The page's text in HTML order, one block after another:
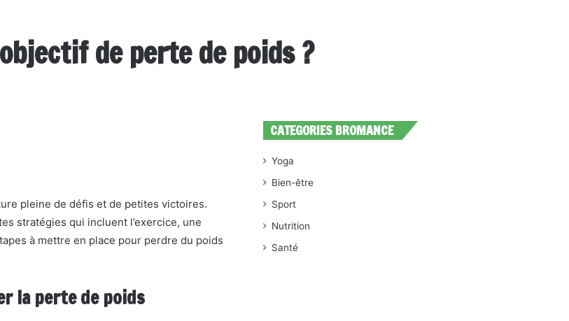
de perte de poids ?
pleine de défis et de petites victoires.
stratégies qui incluent l’exercice, une
à mettre en place pour perdre du poids
la perte de poids
CATEGORIES BROMANCE
Yoga
Bien-être
Sport
Nutrition
Santé